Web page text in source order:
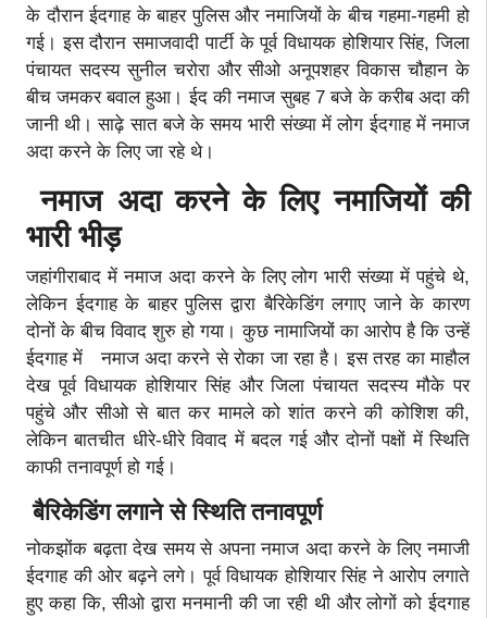
के दौरान ईदगाह के बाहर पुलिस और नमाजियों के बीच गहमा-गहमी हो
गई। इस दौरान समाजवादी पार्टी के पूर्व विधायक होशियार सिंह, जिला
पंचायत सदस्य सुनील चरोरा और सीओ अनूपशहर विकास चौहान के
बीच जमकर बवाल हुआ। ईद की नमाज सुबह 7 बजे के करीब अदा की
जानी थी। साढ़े सात बजे के समय भारी संख्या में लोग ईदगाह में नमाज
अदा करने के लिए जा रहे थे।
नमाज अदा करने के लिए नमाजियों की
भारी भीड़
जहांगीराबाद में नमाज अदा करने के लिए लोग भारी संख्या में पहुंचे थे,
लेकिन ईदगाह के बाहर पुलिस द्वारा बैरिकेडिंग लगाए जाने के कारण
दोनों के बीच विवाद शुरु हो गया। कुछ नामाजियों का आरोप है कि उन्हें
ईदगाह में नमाज अदा करने से रोका जा रहा है। इस तरह का माहौल
देख पूर्व विधायक होशियार सिंह और जिला पंचायत सदस्य मौके पर
पहुंचे और सीओ से बात कर मामले को शांत करने की कोशिश की,
लेकिन बातचीत धीरे-धीरे विवाद में बदल गई और दोनों पक्षों में स्थिति
काफी तनावपूर्ण हो गई।
बैरिकेडिंग लगाने से स्थिति तनावपूर्ण
नोकझोंक बढ़ता देख समय से अपना नमाज अदा करने के लिए नमाजी
ईदगाह की ओर बढ़ने लगे। पूर्व विधायक होशियार सिंह ने आरोप लगाते
हुए कहा कि, सीओ द्वारा मनमानी की जा रही थी और लोगों को ईदगाह